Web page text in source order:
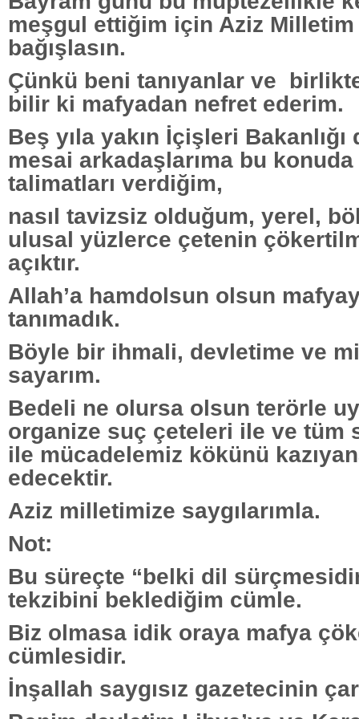
meşgul ettiğim için Aziz
bağışlasın.
Çünkü beni tanıyanlar ve
bilir ki mafyadan nefret ederim.
Beş yıla yakın İçişleri
mesai arkadaşlarıma bu
talimatları verdiğim,
nasıl tavizsiz olduğum, yerel,
ulusal yüzlerce çetenin
açıktır.
Allah’a hamdolsun olsun
tanımadık.
Böyle bir ihmali, devletime ve
sayarım.
Bedeli ne olursa olsun terörle
organize suç çeteleri ile ve tüm
ile mücadelemiz kökünü
edecektir.
Aziz milletimize saygılarımla.
Not:
Bu süreçte “belki dil
tekzibini beklediğim cümle.
Biz olmasa idik oraya mafya
cümlesidir.
İnşallah saygısız gazetecinin